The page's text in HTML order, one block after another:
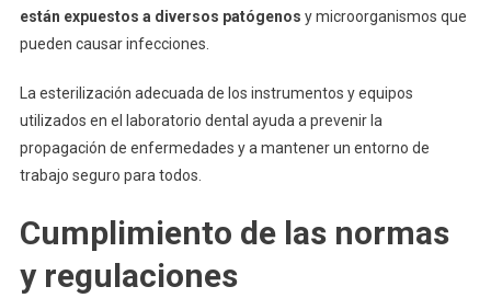
están expuestos a diversos patógenos y microorganismos que
pueden causar infecciones.
La esterilización adecuada de los instrumentos y equipos
utilizados en el laboratorio dental ayuda a prevenir la
propagación de enfermedades y a mantener un entorno de
trabajo seguro para todos.
Cumplimiento de las normas
y regulaciones